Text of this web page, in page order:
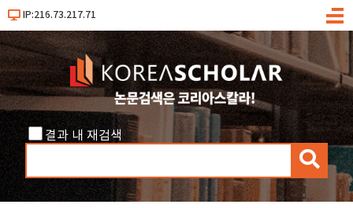
IP:216.73.217.71
메
결과 내 재검색
검
색